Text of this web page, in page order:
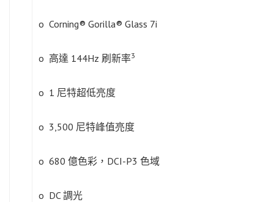
o Corning® Gorilla® Glass 7i
o 高達 144Hz 刷新率3
o 1 尼特超低亮度
o 3,500 尼特峰值亮度
o 680 億色彩，DCI-P3 色域
o DC 調光